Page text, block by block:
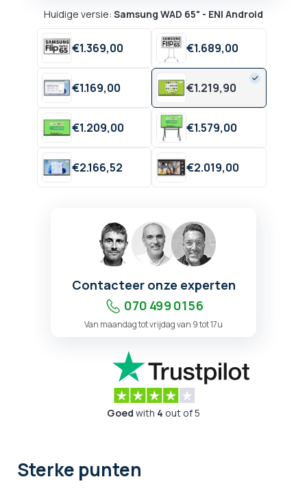
Huidige versie: Samsung WAD 65" - ENI Android
€1.369,00 €1.689,00
€1.169,00 €1.219,90
€1.209,00 €1.579,00
€2.166,52 €2.019,00
Contacteer onze experten
070 499 01 56
Van maandag tot vrijdag van 9 tot 17u
Goed with 4 out of 5
Sterke punten